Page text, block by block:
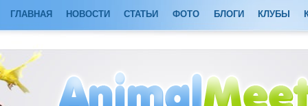
ГЛАВНАЯ НОВОСТИ СТАТЬИ ФОТО БЛОГИ КЛУБЫ